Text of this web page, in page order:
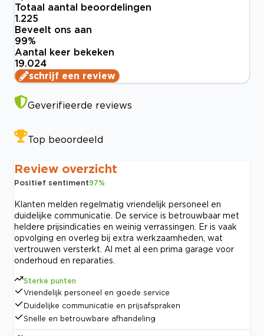
Totaal aantal beoordelingen
1.225
Beveelt ons aan
99%
Aantal keer bekeken
19.024
schrijf een review
Geverifieerde reviews
Top beoordeeld
Review overzicht
Positief sentiment97%
Klanten melden regelmatig vriendelijk personeel en
duidelijke communicatie. De service is betrouwbaar met
heldere prijsindicaties en weinig verrassingen. Er is vaak
opvolging en overleg bij extra werkzaamheden, wat
vertrouwen versterkt. Al met al een prima garage voor
onderhoud en reparaties.
Sterke punten
Vriendelijk personeel en goede service
Duidelijke communicatie en prijsafspraken
Snelle en betrouwbare afhandeling